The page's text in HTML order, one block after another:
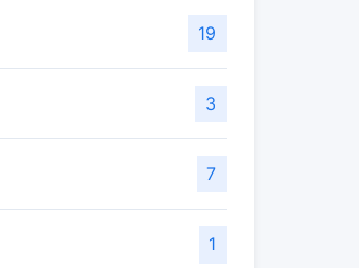
19
3
7
1